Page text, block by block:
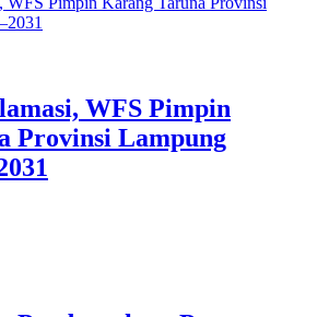
WFS Pimpin
Provinsi Lampung